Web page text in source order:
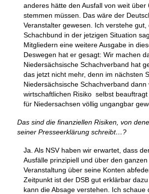
anderes hätte den Ausfall von weit über
stemmen müssen. Das wäre der
Veranstalter gewesen. Ich verstehe gut,
Schachbund in der jetzigen Situation
Mitgliedern eine weitere Ausgabe in
Deswegen hat er gesagt: Wir machen
Niedersächsische Schachverband hat
das jetzt nicht mehr, denn im nächsten
Niedersächsische Schachverband dann
wirtschaftlichen Risiko selbst
für Niedersachsen völlig ungangbar
Das sind die finanziellen Risiken, von
seiner Presseerklärung schreibt…?
Ja. Als NSV haben wir erwartet, dass
Ausfälle prinzipiell und über den
Veranstaltung über seine Konten
Zeitpunkt ist der DSB gut erklärbar
kann die Absage verstehen. Ich schaue